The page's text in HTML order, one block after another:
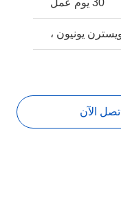
30 يوم عمل
اتصل الآن